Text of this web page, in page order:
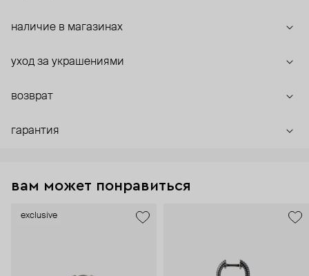
наличие в магазинах
уход за украшениями
возврат
гарантия
вам может понравиться
exclusive